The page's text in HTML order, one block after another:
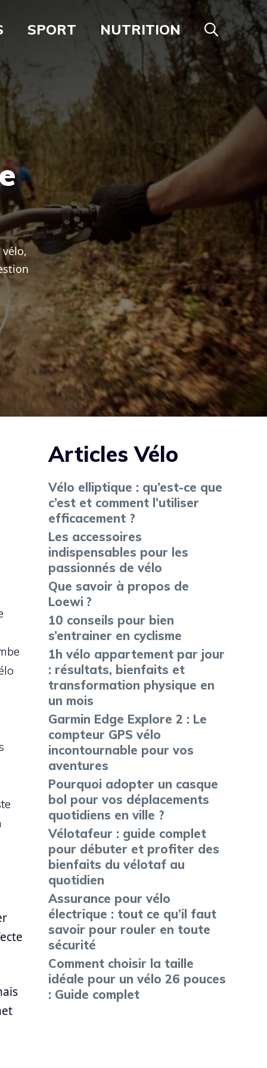
SPORT NUTRITION
Articles Vélo
Vélo elliptique : qu’est-ce que
c’est et comment l’utiliser
efficacement ?
Les accessoires
indispensables pour les
passionnés de vélo
Que savoir à propos de
Loewi ?
10 conseils pour bien
s’entrainer en cyclisme
1h vélo appartement par jour
: résultats, bienfaits et
transformation physique en
un mois
Garmin Edge Explore 2 : Le
compteur GPS vélo
incontournable pour vos
aventures
Pourquoi adopter un casque
bol pour vos déplacements
quotidiens en ville ?
Vélotafeur : guide complet
pour débuter et profiter des
bienfaits du vélotaf au
quotidien
Assurance pour vélo
électrique : tout ce qu’il faut
savoir pour rouler en toute
sécurité
Comment choisir la taille
idéale pour un vélo 26 pouces
: Guide complet